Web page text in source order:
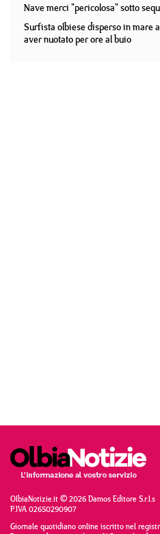
Nave merci "pericolosa" sotto
Surfista olbiese disperso in mare
aver nuotato per ore al buio
OlbiaNotizie.it © 2026 Damos Editore S.r.l.s
P.IVA 02650290907
Giornale quotidiano online iscritto nel